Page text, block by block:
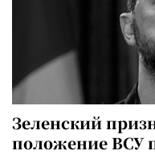
Зеленский
положение ВСУ